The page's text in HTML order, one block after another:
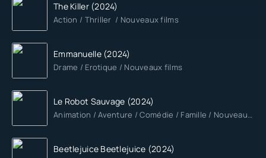
The Killer (2024)
Action / Thriller / Nouveaux films
Emmanuelle (2024)
Drame / Erotique / Nouveaux films
Le Robot Sauvage (2024)
Animation / Aventure / Comédie / Famille / Nouveaux films
Beetlejuice Beetlejuice (2024)